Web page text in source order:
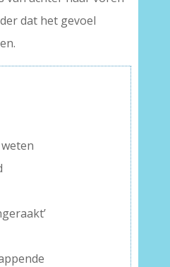
dat het gevoel